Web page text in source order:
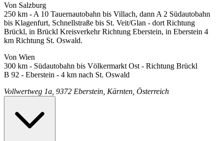
Von Salzburg
250 km - A 10 Tauernautobahn bis Villach, dann A 2 Südautobahn
bis Klagenfurt, Schnellstraße bis St. Veit/Glan - dort Richtung
Brückl, in Brückl Kreisverkehr Richtung Eberstein, in Eberstein 4
km Richtung St. Oswald.
Von Wien
300 km - Südautobahn bis Völkermarkt Ost - Richtung Brückl
B 92 - Eberstein - 4 km nach St. Oswald
Vollwertweg 1a, 9372 Eberstein, Kärnten, Österreich